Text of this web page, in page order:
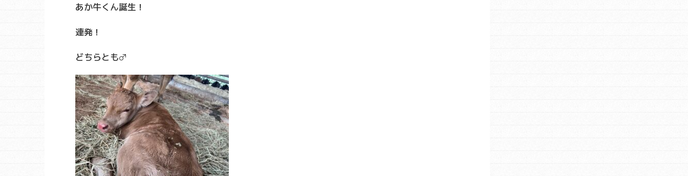
あか牛くん誕生！
連発！
どちらとも♂